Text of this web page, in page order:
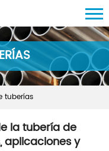
tuberías
la tubería de
aplicaciones y